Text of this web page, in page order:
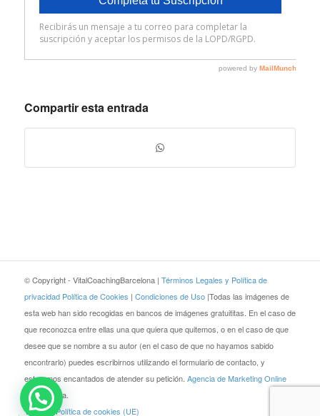
Compartir esta entrada
© Copyright - VitalCoachingBarcelona | Términos Legales y Política de
privacidad Política de Cookies | Condiciones de Uso |Todas las imágenes de
esta web han sido recogidas en bancos de imágenes gratuititas. En el caso de
que reconozca entre ellas una que quiera que quitemos, o en el caso de que
desee que se nombre a su autor (en el caso de que no hayamos sabido
encontrarlo) puedes escribirnos utilizando el formulario de contacto, y
estaremos encantados de atender su petición. Agencia de Marketing Online
JEZZ Media.
Blog
Política de cookies (UE)